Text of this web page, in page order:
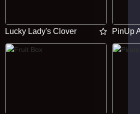
Lucky Lady's Clover PinUp